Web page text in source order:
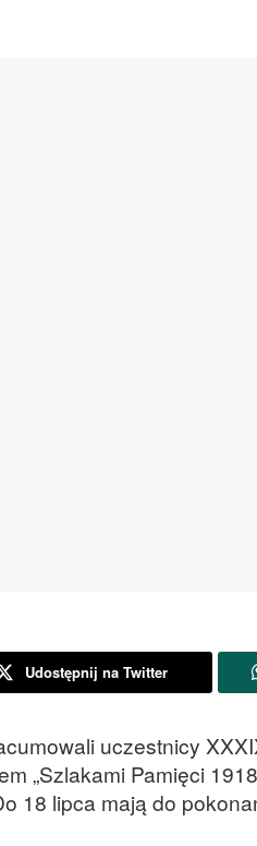
Udostępnij na Twitter
uczestnicy
„Szlakami Pamięci
18 lipca mają do